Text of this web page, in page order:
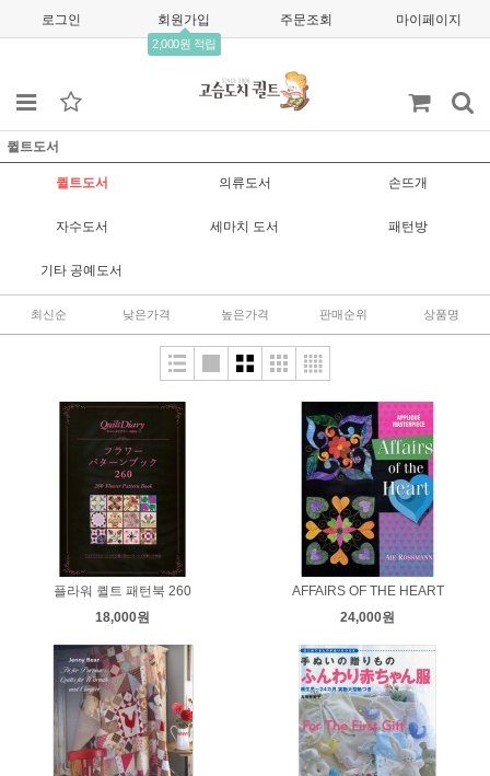
로그인 회원가입
2,000원 적립
주문조회 마이페이지
퀼트도서
퀼트도서 의류도서 손뜨개
자수도서 세마치 도서 패턴방
기타 공예도서
최신순 낮은가격 높은가격 판매순위 상품명
플라워 퀼트 패턴북 260
18,000원
AFFAIRS OF THE HEART
24,000원